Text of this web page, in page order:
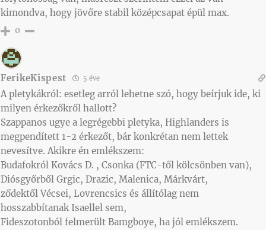
kimondva, hogy jövőre stabil középcsapat épül max.
0
FerikeKispest 5 éve
A pletykákról: esetleg arról lehetne szó, hogy beírjuk ide, ki
milyen érkezőkről hallott?
Szappanos ugye a legrégebbi pletyka, Highlanders is
megpendített 1-2 érkezőt, bár konkrétan nem lettek
nevesítve. Akikre én emlékszem:
Budafokról Kovács D. , Csonka (FTC-től kölcsönben van),
Diósgyőrből Grgic, Drazic, Malenica, Márkvárt,
ződektől Vécsei, Lovrencsics és állítólag nem
hosszabbítanak Isaellel sem,
Fideszotonból felmerült Bamgboye, ha jól emlékszem.